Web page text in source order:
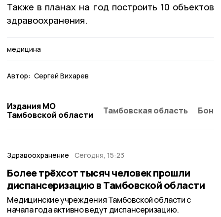
Также в планах на год построить 10 объектов
здравоохранения.
медицина
Автор: Сергей Вихарев
Издания МО
Тамбовской области
Тамбовская область
Здравоохранение Сегодня, 15:23
Более трёхсот тысяч человек прошли
диспансеризацию в Тамбовской области
Медицинские учреждения Тамбовской области с
начала года активно ведут диспансеризацию.